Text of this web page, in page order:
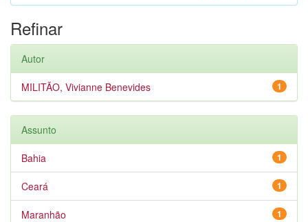
Refinar
Autor
1
MILITÃO, Vivianne Benevides
Assunto
1
Bahia
1
Ceará
1
Maranhão